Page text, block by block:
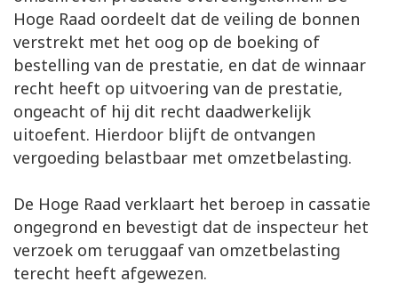
Hoge Raad oordeelt dat de veiling de bonnen
verstrekt met het oog op de boeking of
bestelling van de prestatie, en dat de winnaar
recht heeft op uitvoering van de prestatie,
ongeacht of hij dit recht daadwerkelijk
uitoefent. Hierdoor blijft de ontvangen
vergoeding belastbaar met omzetbelasting.
De Hoge Raad verklaart het beroep in cassatie
ongegrond en bevestigt dat de inspecteur het
verzoek om teruggaaf van omzetbelasting
terecht heeft afgewezen.